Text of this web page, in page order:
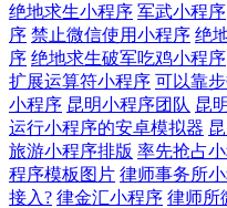
绝地求生小程序 军武小程序
序 禁止微信使用小程序 绝
序 绝地求生破军吃鸡小程序
扩展运算符小程序 可以靠
小程序 昆明小程序团队 昆
运行小程序的安卓模拟器
旅游小程序排版 率先抢占
程序模板图片 律师事务所
接入? 律金汇小程序 律师所